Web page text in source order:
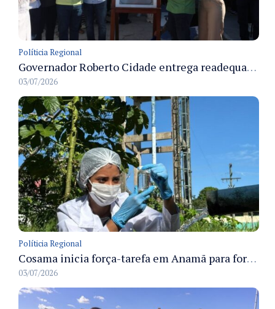
Políticia Regional
Governador Roberto Cidade entrega readequação do ambulatório da FCecon e amplia capacidade de atendimento oncológico em Manaus
03/07/2026
Políticia Regional
Cosama inicia força-tarefa em Anamã para fortalecer abastecimento de água e segurança hídrica da população
03/07/2026